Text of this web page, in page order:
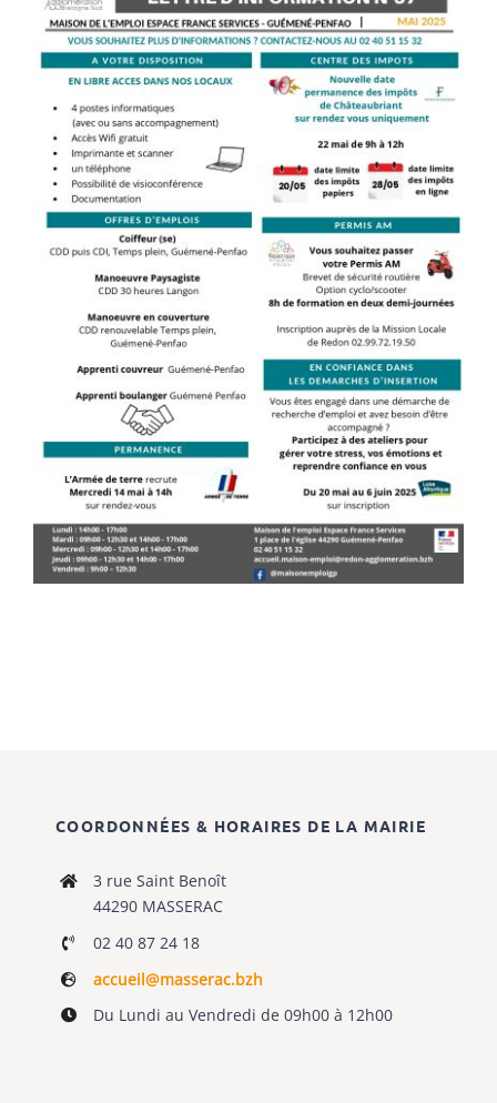
Urbanisme
Tourisme
RECHERCHER:
COORDONNÉES & HORAIRES DE LA MAIRIE
3 rue Saint Benoît
44290 MASSERAC
02 40 87 24 18
accueil@masserac.bzh
Du Lundi au Vendredi de 09h00 à 12h00